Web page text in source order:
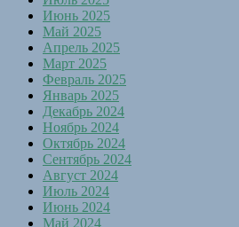
Июнь 2025
Май 2025
Апрель 2025
Март 2025
Февраль 2025
Январь 2025
Декабрь 2024
Ноябрь 2024
Октябрь 2024
Сентябрь 2024
Август 2024
Июль 2024
Июнь 2024
Май 2024